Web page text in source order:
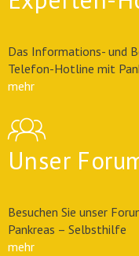
Das Informations- und
Telefon-Hotline mit
mehr
Unser
Besuchen Sie unser
Pankreas – Selbsthilfe
mehr